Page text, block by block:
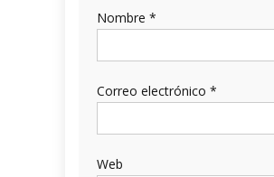
Nombre *
Correo electrónico *
Web